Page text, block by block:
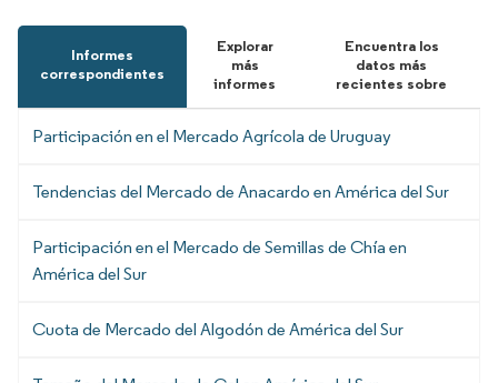
Informes
correspondientes
Explorar
más
informes
Encuentra los
datos más
recientes sobre
Participación en el Mercado Agrícola de Uruguay
Tendencias del Mercado de Anacardo en América del Sur
Participación en el Mercado de Semillas de Chía en
América del Sur
Cuota de Mercado del Algodón de América del Sur